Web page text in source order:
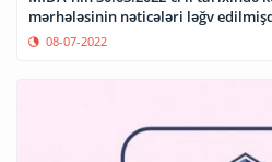
mərhələsinin nəticələri ləğv
08-07-2022